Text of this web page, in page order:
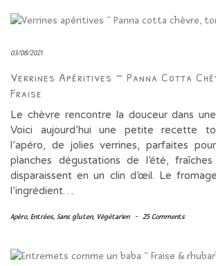
03/08/2021
Verrines Apéritives ~ Panna Cotta
Fraise
Le chèvre rencontre la douceur dans
Voici aujourd’hui une petite recette
l’apéro, de jolies verrines, parfaites
planches dégustations de l’été,
disparaissent en un clin d’œil. Le
l’ingrédient…
Apéro, Entrées, Sans gluten, Végétarien - 25 Comments